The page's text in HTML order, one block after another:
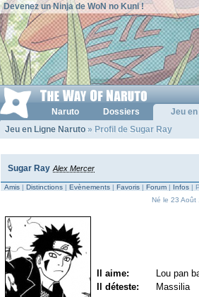
Devenez un Ninja de WoN no Kuni !
Naruto Dossiers Jeu
Jeu en Ligne Naruto » Profil de Sugar Ray
Sugar Ray Alex Mercer
Amis | Distinctions | Evènements | Favoris | Forum | Infos |
Né le 23 Août
Il aime:
Lou pan
Il déteste:
Massilia